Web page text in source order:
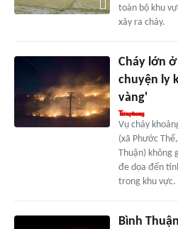
toàn bộ khu
xảy ra cháy.
Cháy lớn
chuyện ly
vàng'
Vụ cháy
(xã Phước
Thuận) không
đe dọa đến
trong khu vực.
Bình